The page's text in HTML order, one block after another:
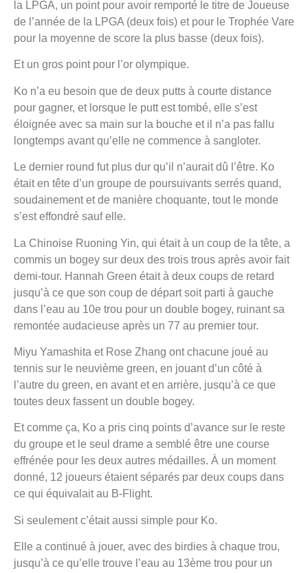
la LPGA, un point pour avoir remporté le titre de Joueuse
de l’année de la LPGA (deux fois) et pour le Trophée Vare
pour la moyenne de score la plus basse (deux fois).
Et un gros point pour l’or olympique.
Ko n’a eu besoin que de deux putts à courte distance
pour gagner, et lorsque le putt est tombé, elle s’est
éloignée avec sa main sur la bouche et il n’a pas fallu
longtemps avant qu’elle ne commence à sangloter.
Le dernier round fut plus dur qu’il n’aurait dû l’être. Ko
était en tête d’un groupe de poursuivants serrés quand,
soudainement et de manière choquante, tout le monde
s’est effondré sauf elle.
La Chinoise Ruoning Yin, qui était à un coup de la tête, a
commis un bogey sur deux des trois trous après avoir fait
demi-tour. Hannah Green était à deux coups de retard
jusqu’à ce que son coup de départ soit parti à gauche
dans l’eau au 10e trou pour un double bogey, ruinant sa
remontée audacieuse après un 77 au premier tour.
Miyu Yamashita et Rose Zhang ont chacune joué au
tennis sur le neuvième green, en jouant d’un côté à
l’autre du green, en avant et en arrière, jusqu’à ce que
toutes deux fassent un double bogey.
Et comme ça, Ko a pris cinq points d’avance sur le reste
du groupe et le seul drame a semblé être une course
effrénée pour les deux autres médailles. À un moment
donné, 12 joueurs étaient séparés par deux coups dans
ce qui équivalait au B-Flight.
Si seulement c’était aussi simple pour Ko.
Elle a continué à jouer, avec des birdies à chaque trou,
jusqu’à ce qu’elle trouve l’eau au 13ème trou pour un